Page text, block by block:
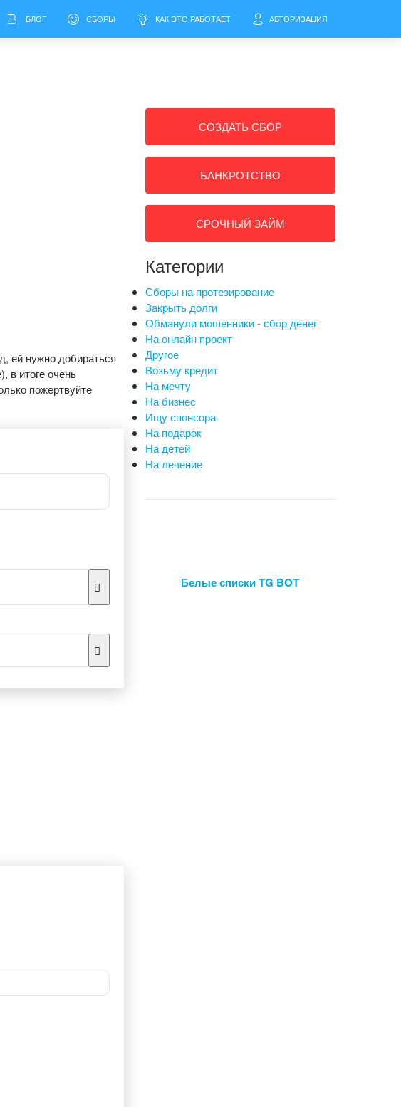
БЛОГ СБОРЫ КАК ЭТО РАБОТАЕТ АВТОРИЗАЦИЯ
ей нужно добираться
в итоге очень
пожертвуйте
СОЗДАТЬ СБОР
БАНКРОТСТВО
СРОЧНЫЙ ЗАЙМ
Категории
Сборы на протезирование
Закрыть долги
Обманули мошенники - сбор денег
На онлайн проект
Другое
Возьму кредит
На мечту
На бизнес
Ищу спонсора
На подарок
На детей
На лечение
Белые списки TG BOT